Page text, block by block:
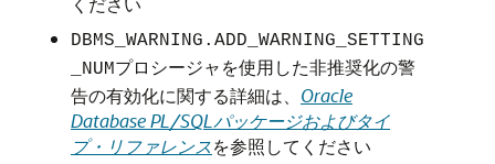
DBMS_WARNING.ADD_WARNING_SETTING
_NUMプロシージャを使用した非推奨化の警
告の有効化に関する詳細は、 Oracle
Database PL/SQLパッケージおよびタイ
プ・リファレンスを参照してください